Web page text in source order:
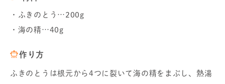
・ふきのとう…200g
・海の精…40g
作り方
ふきのとうは根元から4つに裂いて海の精をまぶし、熱湯